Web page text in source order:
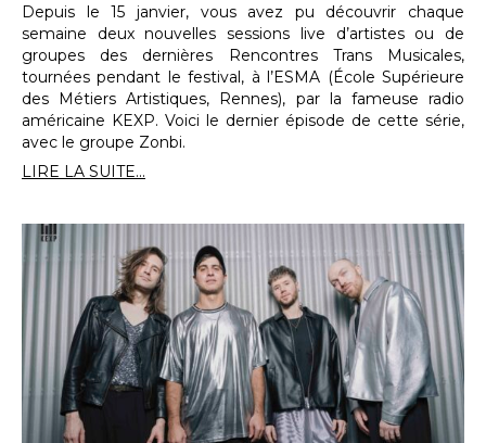
Depuis le 15 janvier, vous avez pu découvrir chaque
semaine deux nouvelles sessions live d’artistes ou de
groupes des dernières Rencontres Trans Musicales,
tournées pendant le festival, à l’ESMA (École Supérieure
des Métiers Artistiques, Rennes), par la fameuse radio
américaine KEXP. Voici le dernier épisode de cette série,
avec le groupe Zonbi.
LIRE LA SUITE...